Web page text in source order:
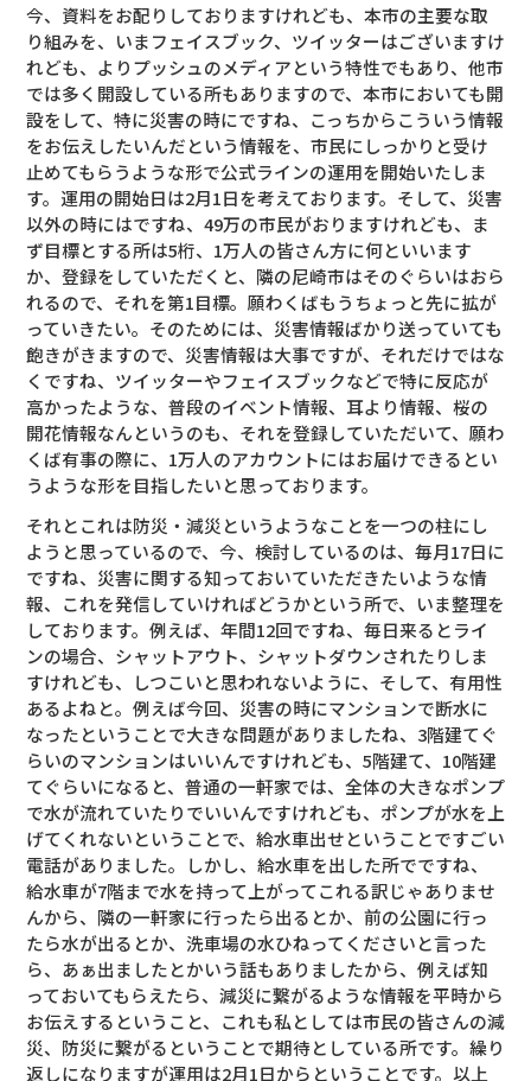
今、資料をお配りしておりますけれども、本市の主要な取
り組みを、いまフェイスブック、ツイッターはございますけ
れども、よりプッシュのメディアという特性でもあり、他市
では多く開設している所もありますので、本市においても開
設をして、特に災害の時にですね、こっちからこういう情報
をお伝えしたいんだという情報を、市民にしっかりと受け
止めてもらうような形で公式ラインの運用を開始いたしま
す。運用の開始日は2月1日を考えております。そして、災害
以外の時にはですね、49万の市民がおりますけれども、ま
ず目標とする所は5桁、1万人の皆さん方に何といいます
か、登録をしていただくと、隣の尼崎市はそのぐらいはおら
れるので、それを第1目標。願わくばもうちょっと先に拡が
っていきたい。そのためには、災害情報ばかり送っていても
飽きがきますので、災害情報は大事ですが、それだけではな
くですね、ツイッターやフェイスブックなどで特に反応が
高かったような、普段のイベント情報、耳より情報、桜の
開花情報なんというのも、それを登録していただいて、願わ
くば有事の際に、1万人のアカウントにはお届けできるとい
うような形を目指したいと思っております。
それとこれは防災・減災というようなことを一つの柱にし
ようと思っているので、今、検討しているのは、毎月17日に
ですね、災害に関する知っておいていただきたいような情
報、これを発信していければどうかという所で、いま整理を
しております。例えば、年間12回ですね、毎日来るとライ
ンの場合、シャットアウト、シャットダウンされたりしま
すけれども、しつこいと思われないように、そして、有用性
あるよねと。例えば今回、災害の時にマンションで断水に
なったということで大きな問題がありましたね、3階建てぐ
らいのマンションはいいんですけれども、5階建て、10階建
てぐらいになると、普通の一軒家では、全体の大きなポンプ
で水が流れていたりでいいんですけれども、ポンプが水を上
げてくれないということで、給水車出せということですごい
電話がありました。しかし、給水車を出した所でですね、
給水車が7階まで水を持って上がってこれる訳じゃありませ
んから、隣の一軒家に行ったら出るとか、前の公園に行っ
たら水が出るとか、洗車場の水ひねってくださいと言った
ら、あぁ出ましたとかいう話もありましたから、例えば知
っておいてもらえたら、減災に繋がるような情報を平時から
お伝えするということ、これも私としては市民の皆さんの減
災、防災に繋がるということで期待としている所です。繰り
返しになりますが運用は2月1日からということです。以上